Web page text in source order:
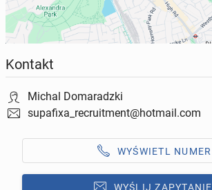
Kontakt
Michal Domaradzki
supafixa_recruitment@hotmail.com
WYŚWIETL NUMER
WYŚLIJ ZAPYTANIE